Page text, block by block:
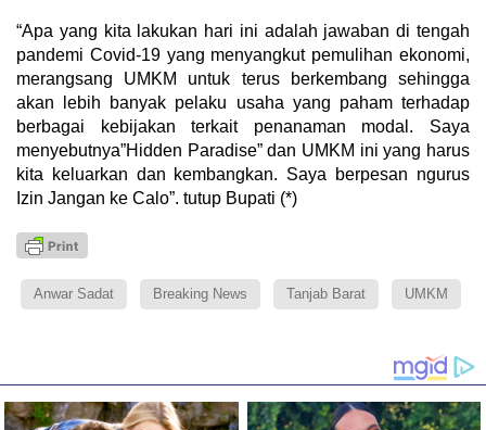
“Apa yang kita lakukan hari ini adalah jawaban di tengah
pandemi Covid-19 yang menyangkut pemulihan ekonomi,
merangsang UMKM untuk terus berkembang sehingga
akan lebih banyak pelaku usaha yang paham terhadap
berbagai kebijakan terkait penanaman modal. Saya
menyebutnya”Hidden Paradise” dan UMKM ini yang harus
kita keluarkan dan kembangkan. Saya berpesan ngurus
Izin Jangan ke Calo”. tutup Bupati (*)
Anwar Sadat Breaking News Tanjab Barat UMKM